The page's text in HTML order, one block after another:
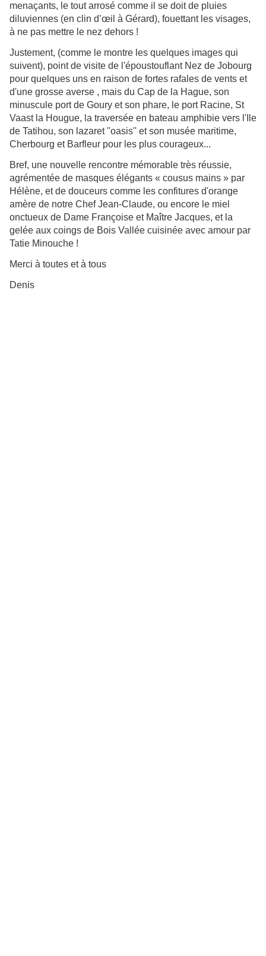
menaçants, le tout arrosé comme il se doit de pluies
diluviennes (en clin d’œil à Gérard), fouettant les visages,
à ne pas mettre le nez dehors !
Justement, (comme le montre les quelques images qui
suivent), point de visite de l'époustouflant Nez de Jobourg
pour quelques uns en raison de fortes rafales de vents et
d'une grosse averse , mais du Cap de la Hague, son
minuscule port de Goury et son phare, le port Racine, St
Vaast la Hougue, la traversée en bateau amphibie vers l'Ile
de Tatihou, son lazaret ''oasis'' et son musée maritime,
Cherbourg et Barfleur pour les plus courageux...
Bref, une nouvelle rencontre mémorable très réussie,
agrémentée de masques élégants « cousus mains » par
Hélène, et de douceurs comme les confitures d'orange
amère de notre Chef Jean-Claude, ou encore le miel
onctueux de Dame Françoise et Maître Jacques, et la
gelée aux coings de Bois Vallée cuisinée avec amour par
Tatie Minouche !
Merci à toutes et à tous
Denis